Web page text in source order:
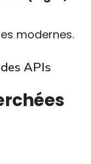
modernes.
APIs